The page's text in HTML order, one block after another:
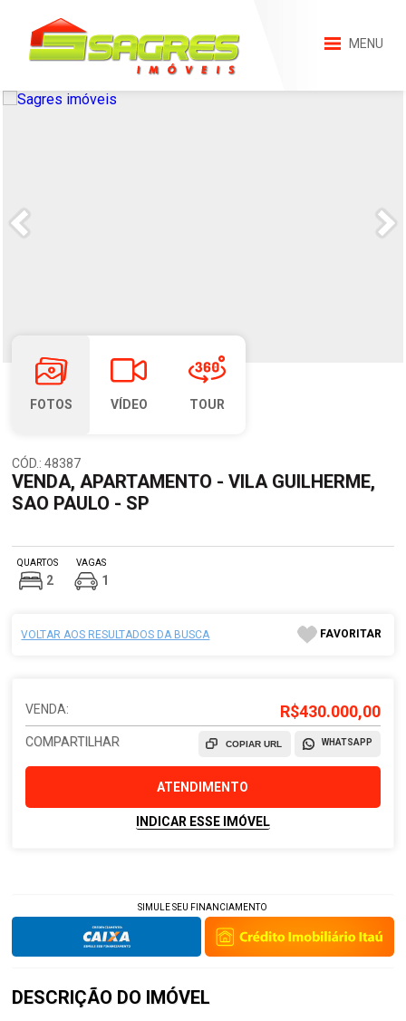
MENU
FOTOS VÍDEO TOUR
CÓD.: 48387
VENDA, APARTAMENTO - VILA GUILHERME,
SAO PAULO - SP
QUARTOS
2
VAGAS
1
VOLTAR AOS RESULTADOS DA BUSCA FAVORITAR
VENDA: R$430.000,00
COMPARTILHAR WHATSAPP
COPIAR URL
ATENDIMENTO
INDICAR ESSE IMÓVEL
SIMULE SEU FINANCIAMENTO
DESCRIÇÃO DO IMÓVEL